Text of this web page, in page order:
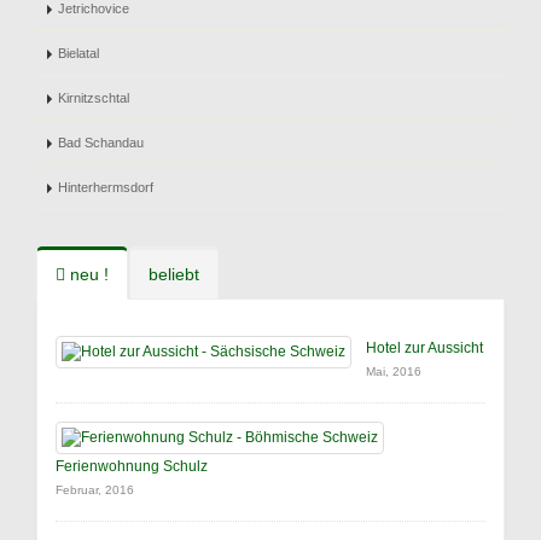
Jetrichovice
Bielatal
Kirnitzschtal
Bad Schandau
Hinterhermsdorf
neu ! beliebt
Hotel zur Aussicht
Mai, 2016
Ferienwohnung Schulz
Februar, 2016